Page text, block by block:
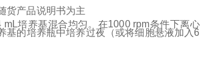
货产品说明书为主
培养基混合均匀。在1000 rpm条件下离
的培养瓶中培养过夜（或将细胞悬液加入